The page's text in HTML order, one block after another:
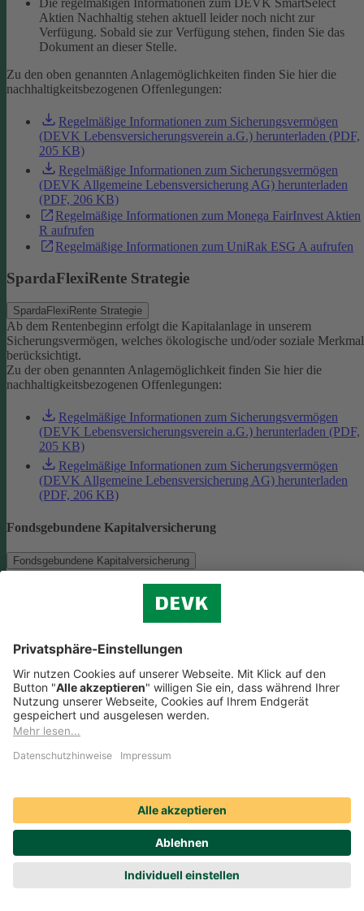
Aktien Nachhaltig stehen aktuell leider noch nicht zur
Verfügung. Sobald sie zur Verfügung stehen, finden Sie das
Dokument an dieser Stelle.
Zu den oben genannten Anlagemöglichkeiten finden Sie hier die
nachhaltigkeitsbezogenen Offenlegungen:
Regelmäßige Informationen zum Sicherungsvermögen
(DEVK Lebensversicherungsverein a.G.) herunterladen (PDF,
205 KB)
Regelmäßige Informationen zum Sicherungsvermögen
(DEVK Allgemeine Lebensversicherung AG) herunterladen
(PDF, 206 KB)
Regelmäßige Informationen zum Monega FairInvest Aktien
R aufrufen
Regelmäßige Informationen zum UniRak ESG A aufrufen
SpardaFlexiRente Strategie
SpardaFlexiRente Strategie
Ab dem Rentenbeginn erfolgt die Kapitalanlage in unserem
Sicherungsvermögen, welches ökologische und/oder soziale
berücksichtigt.
Zu der oben genannten Anlagemöglichkeit finden Sie hier die
nachhaltigkeitsbezogenen Offenlegungen:
Regelmäßige Informationen zum Sicherungsvermögen
(DEVK Lebensversicherungsverein a.G.) herunterladen (PDF,
205 KB)
Regelmäßige Informationen zum Sicherungsvermögen
(DEVK Allgemeine Lebensversicherung AG) herunterladen
(PDF, 206 KB)
Fondsgebundene Kapitalversicherung
Fondsgebundene Kapitalversicherung
Als Anlagemöglichkeit mit ökologischen und/oder sozialen
Zu der oben genannten Anlagemöglichkeit finden Sie hier die
nachhaltigkeitsbezogenen Offenlegungen:
Regelmäßige Informationen zum Monega FairInvest Aktien
R aufrufen
Weitere Rentenversicherungen (nicht fondsgebunden)
ökologische und/oder soziale Merkmale berücksichtigt.Zu der oben
genannten Anlagemöglichkeit finden Sie hier die
nachhaltigkeitsbezogenen Offenlegungen:
Regelmäßige Informationen zum Sicherungsvermögen
(DEVK Lebensversicherungsverein a.G.) herunterladen (PDF,
205 KB)